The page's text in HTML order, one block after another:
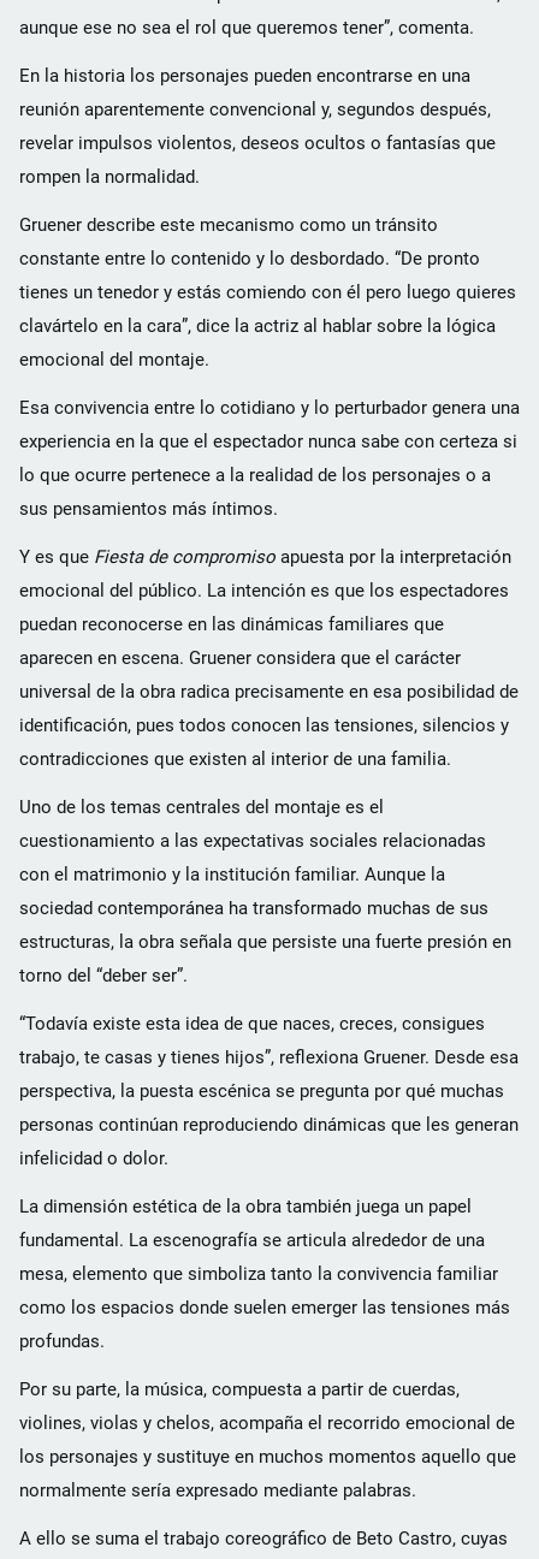
aunque ese no sea el rol que queremos tener”, comenta.
En la historia los personajes pueden encontrarse en una
reunión aparentemente convencional y, segundos después,
revelar impulsos violentos, deseos ocultos o fantasías que
rompen la normalidad.
Gruener describe este mecanismo como un tránsito
constante entre lo contenido y lo desbordado. “De pronto
tienes un tenedor y estás comiendo con él pero luego quieres
clavártelo en la cara”, dice la actriz al hablar sobre la lógica
emocional del montaje.
Esa convivencia entre lo cotidiano y lo perturbador genera una
experiencia en la que el espectador nunca sabe con certeza si
lo que ocurre pertenece a la realidad de los personajes o a
sus pensamientos más íntimos.
Y es que Fiesta de compromiso apuesta por la interpretación
emocional del público. La intención es que los espectadores
puedan reconocerse en las dinámicas familiares que
aparecen en escena. Gruener considera que el carácter
universal de la obra radica precisamente en esa posibilidad de
identificación, pues todos conocen las tensiones, silencios y
contradicciones que existen al interior de una familia.
Uno de los temas centrales del montaje es el
cuestionamiento a las expectativas sociales relacionadas
con el matrimonio y la institución familiar. Aunque la
sociedad contemporánea ha transformado muchas de sus
estructuras, la obra señala que persiste una fuerte presión en
torno del “deber ser”.
“Todavía existe esta idea de que naces, creces, consigues
trabajo, te casas y tienes hijos”, reflexiona Gruener. Desde esa
perspectiva, la puesta escénica se pregunta por qué muchas
personas continúan reproduciendo dinámicas que les generan
infelicidad o dolor.
La dimensión estética de la obra también juega un papel
fundamental. La escenografía se articula alrededor de una
mesa, elemento que simboliza tanto la convivencia familiar
como los espacios donde suelen emerger las tensiones más
profundas.
Por su parte, la música, compuesta a partir de cuerdas,
violines, violas y chelos, acompaña el recorrido emocional de
los personajes y sustituye en muchos momentos aquello que
normalmente sería expresado mediante palabras.
A ello se suma el trabajo coreográfico de Beto Castro, cuyas